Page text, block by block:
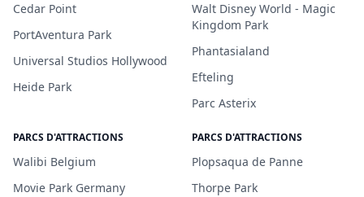
Cedar Point
PortAventura Park
Universal Studios Hollywood
Heide Park
Walt Disney World - Magic
Kingdom Park
Phantasialand
Efteling
Parc Asterix
PARCS D'ATTRACTIONS
Walibi Belgium
Movie Park Germany
PARCS D'ATTRACTIONS
Plopsaqua de Panne
Thorpe Park